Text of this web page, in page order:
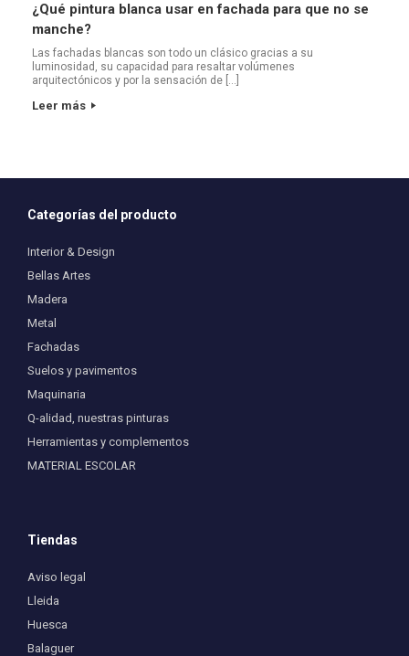
¿Qué pintura blanca usar en fachada para que no se
manche?
Las fachadas blancas son todo un clásico gracias a su
luminosidad, su capacidad para resaltar volúmenes
arquitectónicos y por la sensación de […]
Leer más
Categorías del producto
Interior & Design
Bellas Artes
Madera
Metal
Fachadas
Suelos y pavimentos
Maquinaria
Q-alidad, nuestras pinturas
Herramientas y complementos
MATERIAL ESCOLAR
Tiendas
Aviso legal
Lleida
Huesca
Balaguer